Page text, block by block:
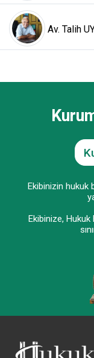
Av. Talih
Ekibinizin hukuk
Ekibinize, Hukuk